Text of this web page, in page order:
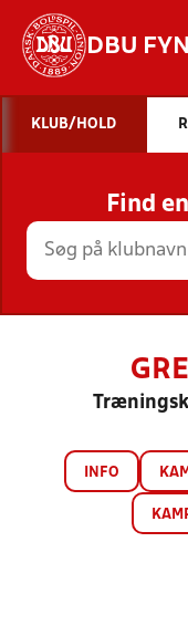
DBU FYN
STILLINGER,
KLUB/HOLD
Find
INFO